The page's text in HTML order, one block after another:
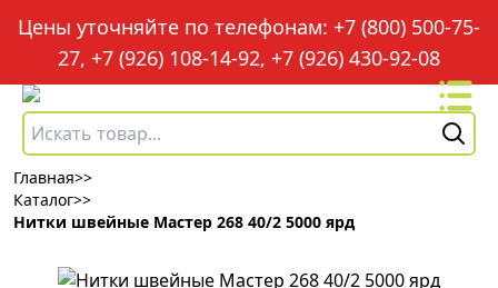
Цены уточняйте по телефонам: +7 (800) 500-75-
27, +7 (926) 108-14-92, +7 (926) 430-92-08
Главная>>
Каталог>>
Нитки швейные Мастер 268 40/2 5000 ярд